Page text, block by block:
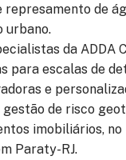
de
urbano.
da ADDA
para escalas de
e
de risco
imobiliários, no
Paraty-RJ.